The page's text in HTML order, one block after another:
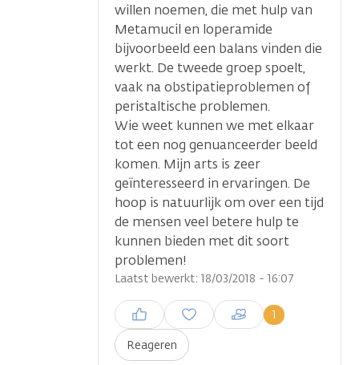
willen noemen, die met hulp van
Metamucil en loperamide
bijvoorbeeld een balans vinden die
werkt. De tweede groep spoelt,
vaak na obstipatieproblemen of
peristaltische problemen.
Wie weet kunnen we met elkaar
tot een nog genuanceerder beeld
komen. Mijn arts is zeer
geïnteresseerd in ervaringen. De
hoop is natuurlijk om over een tijd
de mensen veel betere hulp te
kunnen bieden met dit soort
problemen!
Laatst bewerkt: 18/03/2018 - 16:07
Reageren
1
Inloggen om een reactie te
plaatsen